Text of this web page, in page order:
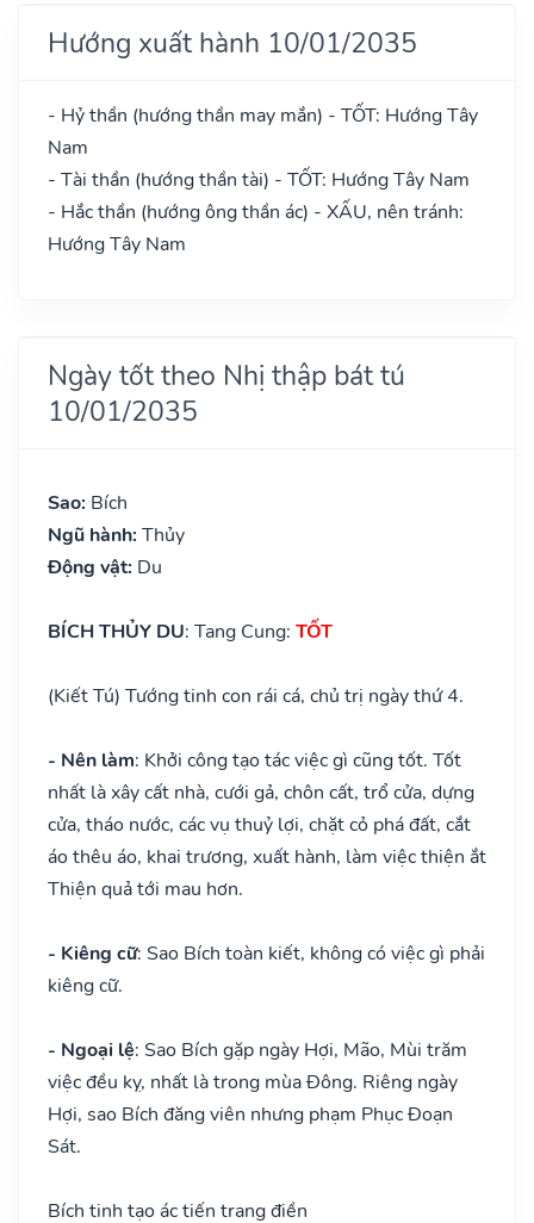
Hướng xuất hành 10/01/2035
- Hỷ thần (hướng thần may mắn) - TỐT: Hướng Tây
Nam
- Tài thần (hướng thần tài) - TỐT: Hướng Tây Nam
- Hắc thần (hướng ông thần ác) - XẤU, nên tránh:
Hướng Tây Nam
Ngày tốt theo Nhị thập bát tú
10/01/2035
Sao: Bích
Ngũ hành: Thủy
Động vật: Du
BÍCH THỦY DU: Tang Cung: TỐT
(Kiết Tú) Tướng tinh con rái cá, chủ trị ngày thứ 4.
- Nên làm: Khởi công tạo tác việc gì cũng tốt. Tốt
nhất là xây cất nhà, cưới gả, chôn cất, trổ cửa, dựng
cửa, tháo nước, các vụ thuỷ lợi, chặt cỏ phá đất, cắt
áo thêu áo, khai trương, xuất hành, làm việc thiện ắt
Thiện quả tới mau hơn.
- Kiêng cữ: Sao Bích toàn kiết, không có việc gì phải
kiêng cữ.
- Ngoại lệ: Sao Bích gặp ngày Hợi, Mão, Mùi trăm
việc đều kỵ, nhất là trong mùa Đông. Riêng ngày
Hợi, sao Bích đăng viên nhưng phạm Phục Đoạn
Sát.
Bích tinh tạo ác tiến trang điền